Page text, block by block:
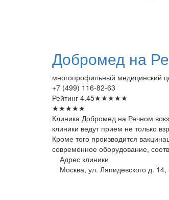
Добромед на
многопрофильный медицинский
+7 (499) 116-82-63
Рейтинг 4.45★★★★★
★★★★★
Клиника Добромед на Речном
клиники ведут прием не только
Кроме того производится
современное оборудование,
Адрес клиники
Москва, ул. Ляпидевского д. 14,